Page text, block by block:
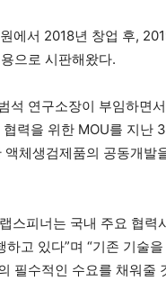
에서 2018년 창업 후,
으로 시판해왔다.
석 연구소장이 부임하면
력을 위한 MOU를 지난
체생검제품의 공동개
스피너는 국내 주요 협
고 있다”며 “기존 기술
필수적인 수요를 채워줄